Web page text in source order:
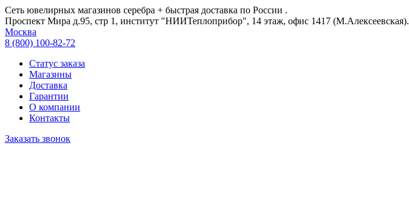
Сеть ювелирных магазинов серебра + быстрая доставка по России .
Проспект Мира д.95, стр 1, институт "НИИТеплоприбор", 14 этаж, офис 1417 (М.Алексеевская).
Москва
8 (800) 100-82-72
Статус заказа
Магазины
Доставка
Гарантии
О компании
Контакты
Заказать звонок